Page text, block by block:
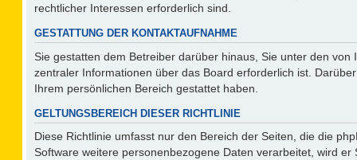
rechtlicher Interessen erforderlich sind.
GESTATTUNG DER KONTAKTAUFNAHME
Sie gestatten dem Betreiber darüber hinaus, Sie unter den
zentraler Informationen über das Board erforderlich ist.
Ihrem persönlichen Bereich gestattet haben.
GELTUNGSBEREICH DIESER RICHTLINIE
Diese Richtlinie umfasst nur den Bereich der Seiten, die die
Software weitere personenbezogene Daten verarbeitet, wird